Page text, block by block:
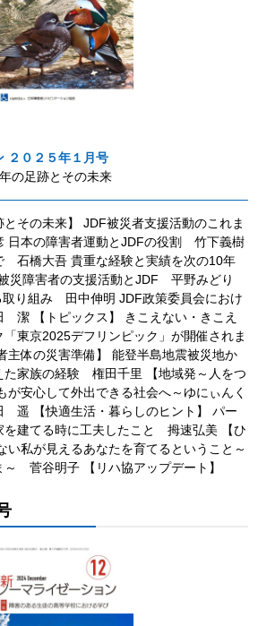
２０２５年１月号
の足跡とその未来
その未来】 JDF被災者支援活動のこれま
日本の障害者運動とJDFの役割 竹下義樹
石橋大吾 貴重な経験と実績を次の10年
災障害者の支援活動とJDF 平野みどり
取り組み 田中伸明 JDF政策委員会におけ
【トピックス】 きこえない・きこえ
東京2025デフリンピック」が開催されま
体の災害準備】 能登半島地震被災地か
た家族の経験 権田千里 【地域発～人をつ
が安心して外出できる社会へ～ゆにぃんく
遥 【快適生活・暮らしのヒント】 パー
を建てる時に工夫したこと 拇速弘美 【ひ
い私が見えるあなたを育てるということ～
菅谷明子 【リハ協アップデート】